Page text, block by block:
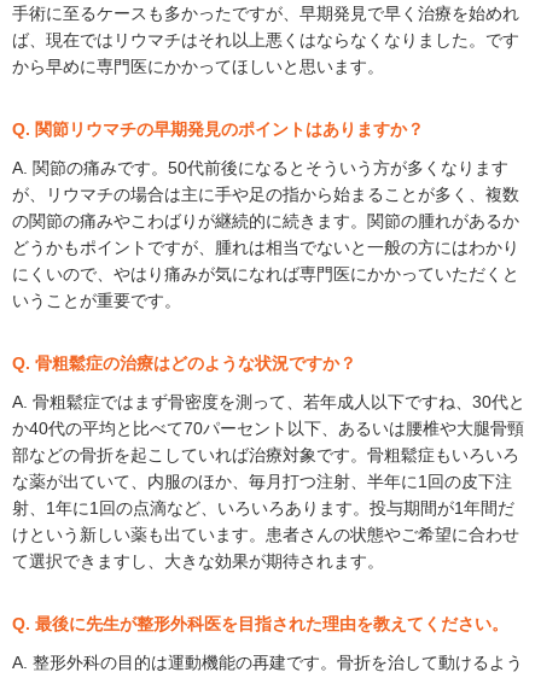
手術に至るケースも多かったですが、早期発見で早く治療を始めれ
ば、現在ではリウマチはそれ以上悪くはならなくなりました。です
から早めに専門医にかかってほしいと思います。
Q. 関節リウマチの早期発見のポイントはありますか？
A. 関節の痛みです。50代前後になるとそういう方が多くなります
が、リウマチの場合は主に手や足の指から始まることが多く、複数
の関節の痛みやこわばりが継続的に続きます。関節の腫れがあるか
どうかもポイントですが、腫れは相当でないと一般の方にはわかり
にくいので、やはり痛みが気になれば専門医にかかっていただくと
いうことが重要です。
Q. 骨粗鬆症の治療はどのような状況ですか？
A. 骨粗鬆症ではまず骨密度を測って、若年成人以下ですね、30代と
か40代の平均と比べて70パーセント以下、あるいは腰椎や大腿骨頸
部などの骨折を起こしていれば治療対象です。骨粗鬆症もいろいろ
な薬が出ていて、内服のほか、毎月打つ注射、半年に1回の皮下注
射、1年に1回の点滴など、いろいろあります。投与期間が1年間だ
けという新しい薬も出ています。患者さんの状態やご希望に合わせ
て選択できますし、大きな効果が期待されます。
Q. 最後に先生が整形外科医を目指された理由を教えてください。
A. 整形外科の目的は運動機能の再建です。骨折を治して動けるよう